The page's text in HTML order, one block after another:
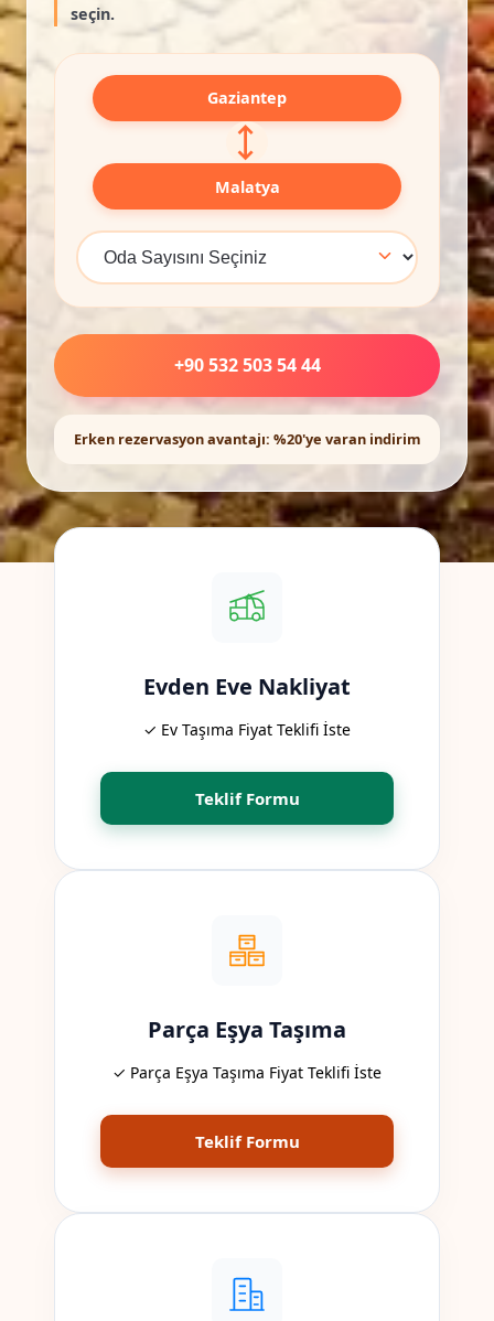
seçin.
Gaziantep
⟷
Malatya
+90 532 503 54 44
Erken rezervasyon avantajı: %20'ye varan indirim
Evden Eve Nakliyat
✓ Ev Taşıma Fiyat Teklifi İste
Teklif Formu
Parça Eşya Taşıma
✓ Parça Eşya Taşıma Fiyat Teklifi İste
Teklif Formu